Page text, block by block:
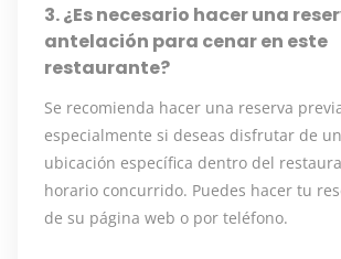
3. ¿Es necesario hacer una
antelación para cenar en este
restaurante?
Se recomienda hacer una reserva
especialmente si deseas disfrutar de
ubicación específica dentro del
horario concurrido. Puedes hacer tu
de su página web o por teléfono.